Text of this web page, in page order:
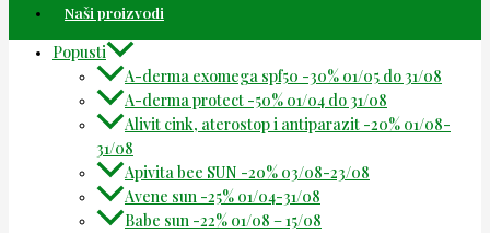
Naši proizvodi
Popusti
A-derma exomega spf50 -30% 01/05 do 31/08
A-derma protect -50% 01/04 do 31/08
Alivit cink, aterostop i antiparazit -20% 01/08-
31/08
Apivita bee SUN -20% 03/08-23/08
Avene sun -25% 01/04-31/08
Babe sun -22% 01/08 – 15/08